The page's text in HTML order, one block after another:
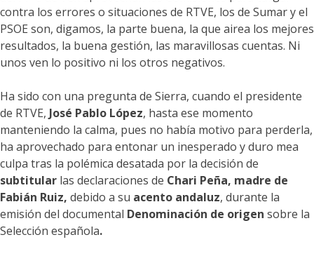
contra los errores o situaciones de RTVE, los de Sumar y el
PSOE son, digamos, la parte buena, la que airea los mejores
resultados, la buena gestión, las maravillosas cuentas. Ni
unos ven lo positivo ni los otros negativos.
Ha sido con una pregunta de Sierra, cuando el presidente
de RTVE, José Pablo López, hasta ese momento
manteniendo la calma, pues no había motivo para perderla,
ha aprovechado para entonar un inesperado y duro mea
culpa tras la polémica desatada por la decisión de
subtitular las declaraciones de Chari Peña, madre de
Fabián Ruiz, debido a su acento andaluz, durante la
emisión del documental Denominación de origen sobre la
Selección española.